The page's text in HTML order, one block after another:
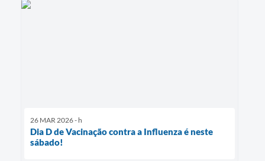
26 MAR 2026 - h
Dia D de Vacinação contra a Influenza é neste
sábado!